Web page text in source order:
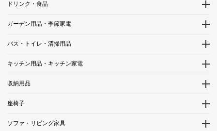
ドリンク・食品
ガーデン用品・季節家電
バス・トイレ・清掃用品
キッチン用品・キッチン家電
収納用品
座椅子
ソファ・リビング家具